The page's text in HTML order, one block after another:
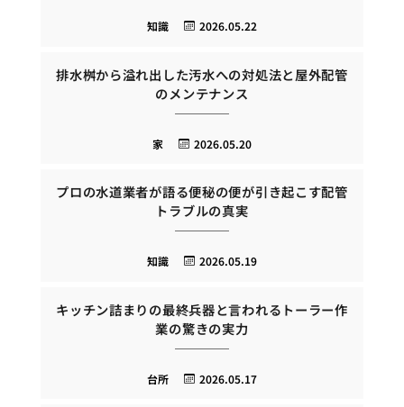
2026.05.22
知識
排水桝から溢れ出した汚水への対処法と屋外配管
のメンテナンス
2026.05.20
家
プロの水道業者が語る便秘の便が引き起こす配管
トラブルの真実
2026.05.19
知識
キッチン詰まりの最終兵器と言われるトーラー作
業の驚きの実力
2026.05.17
台所